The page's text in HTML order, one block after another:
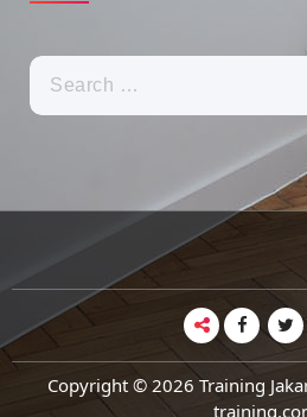
Copyright © 2026 Training